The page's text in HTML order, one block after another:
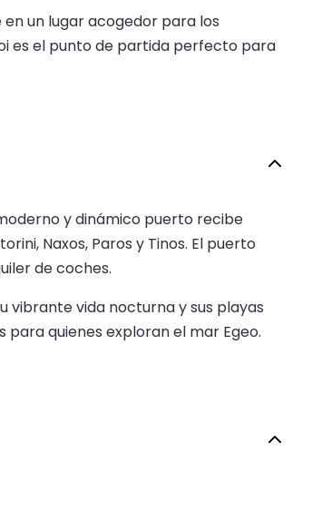
un lugar acogedor para los
es el punto de partida perfecto para
y dinámico puerto recibe
Naxos, Paros y Tinos. El puerto
de coches.
vibrante vida nocturna y sus playas
quienes exploran el mar Egeo.